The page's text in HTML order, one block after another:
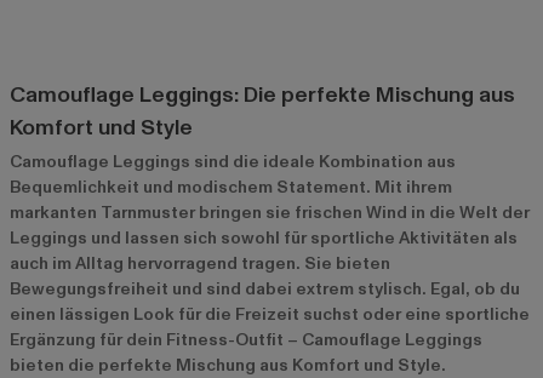
Camouflage Leggings: Die perfekte Mischung aus
Komfort und Style
Camouflage Leggings sind die ideale Kombination aus
Bequemlichkeit und modischem Statement. Mit ihrem
markanten Tarnmuster bringen sie frischen Wind in die Welt der
Leggings und lassen sich sowohl für sportliche Aktivitäten als
auch im Alltag hervorragend tragen. Sie bieten
Bewegungsfreiheit und sind dabei extrem stylisch. Egal, ob du
einen lässigen Look für die Freizeit suchst oder eine sportliche
Ergänzung für dein Fitness-Outfit – Camouflage Leggings
bieten die perfekte Mischung aus Komfort und Style.